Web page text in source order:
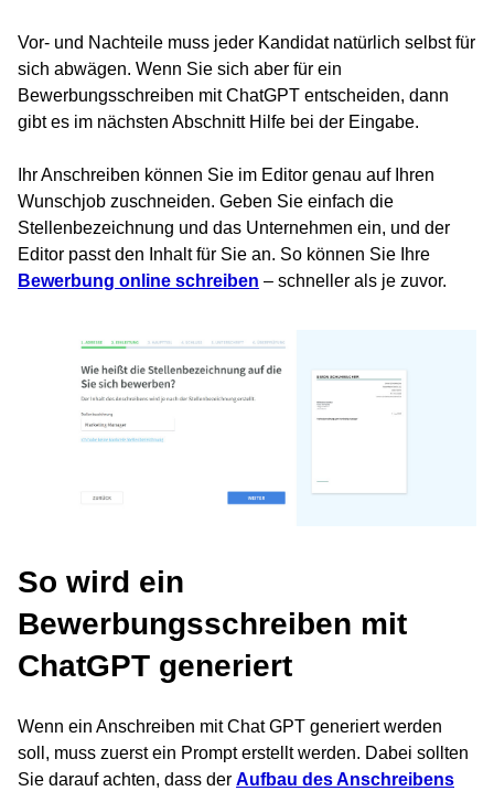
Vor- und Nachteile muss jeder Kandidat natürlich selbst für
sich abwägen. Wenn Sie sich aber für ein
Bewerbungsschreiben mit ChatGPT entscheiden, dann
gibt es im nächsten Abschnitt Hilfe bei der Eingabe.
Ihr Anschreiben können Sie im Editor genau auf Ihren
Wunschjob zuschneiden. Geben Sie einfach die
Stellenbezeichnung und das Unternehmen ein, und der
Editor passt den Inhalt für Sie an. So können Sie Ihre
Bewerbung online schreiben – schneller als je zuvor.
So wird ein
Bewerbungsschreiben mit
ChatGPT generiert
Wenn ein Anschreiben mit Chat GPT generiert werden
soll, muss zuerst ein Prompt erstellt werden. Dabei sollten
Sie darauf achten, dass der Aufbau des Anschreibens